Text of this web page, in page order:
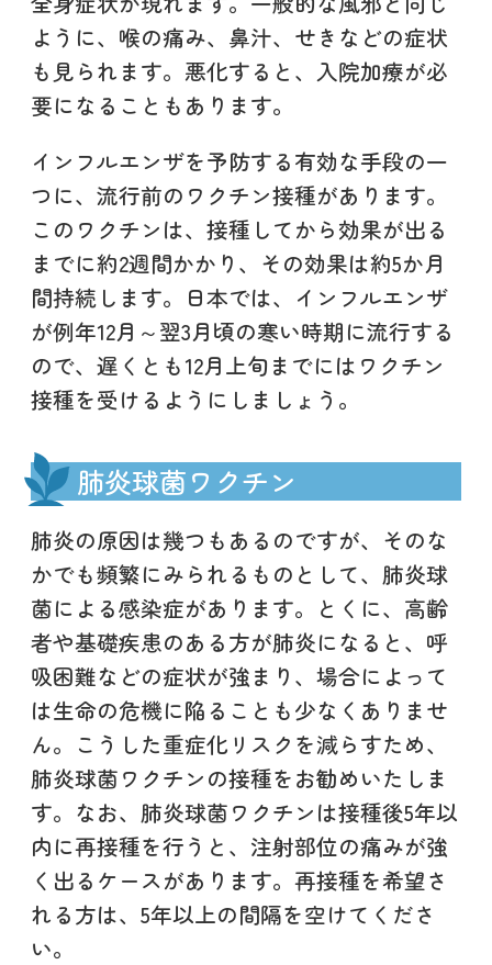
ように、喉の痛み、鼻汁、せきなどの症状
も見られます。悪化すると、入院加療が必
要になることもあります。
インフルエンザを予防する有効な手段の一
つに、流行前のワクチン接種があります。
このワクチンは、接種してから効果が出る
までに約2週間かかり、その効果は約5か月
間持続します。日本では、インフルエンザ
が例年12月～翌3月頃の寒い時期に流行する
ので、遅くとも12月上旬までにはワクチン
接種を受けるようにしましょう。
肺炎球菌ワクチン
肺炎の原因は幾つもあるのですが、そのな
かでも頻繁にみられるものとして、肺炎球
菌による感染症があります。とくに、高齢
者や基礎疾患のある方が肺炎になると、呼
吸困難などの症状が強まり、場合によって
は生命の危機に陥ることも少なくありませ
ん。こうした重症化リスクを減らすため、
肺炎球菌ワクチンの接種をお勧めいたしま
す。なお、肺炎球菌ワクチンは接種後5年以
内に再接種を行うと、注射部位の痛みが強
く出るケースがあります。再接種を希望さ
れる方は、5年以上の間隔を空けてくださ
い。